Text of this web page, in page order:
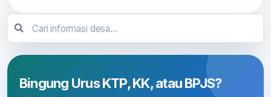
Bingung Urus KTP, KK, atau BPJS?